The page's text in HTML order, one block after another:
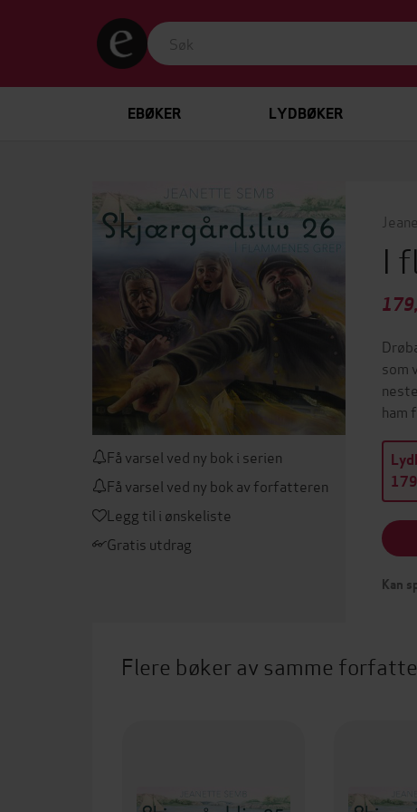
EBØKER LYDBØKER
Få varsel ved ny bok i serien
Få varsel ved ny bok av forfatteren
Legg til i ønskeliste
Gratis utdrag
I
som
ham
Kan
Flere bøker av samme